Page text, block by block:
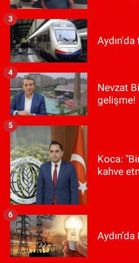
3
Nevzat
gelişme!
4
Koca:
kahve
5
6